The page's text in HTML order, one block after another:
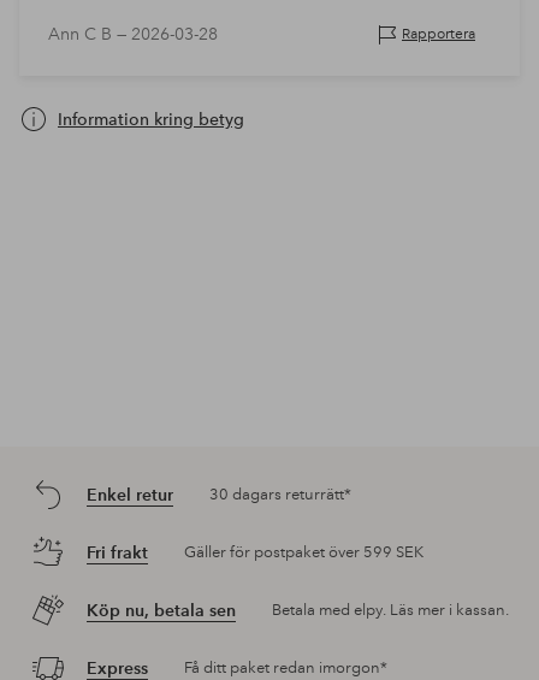
Ann C B — 2026-03-28 Rapportera
Information kring betyg
Enkel retur 30 dagars returrätt*
Fri frakt Gäller för postpaket över 599 SEK
Köp nu, betala sen Betala med elpy. Läs mer i kassan.
Express Få ditt paket redan imorgon*